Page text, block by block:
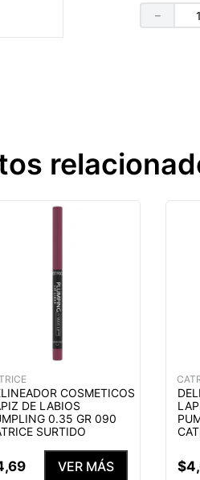
－
COSMETICOS
DE LABIOS
0.35 GR 090
SURTIDO
,69 VER MÁS $4,